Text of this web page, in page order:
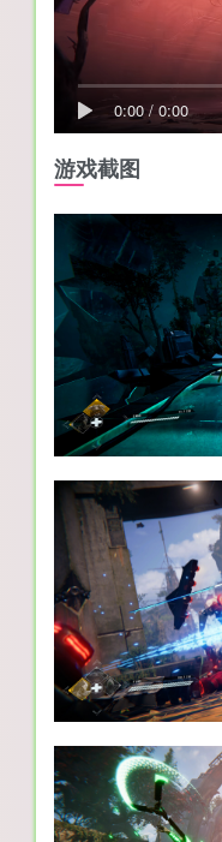
0:00/ 0:00
游戏截图